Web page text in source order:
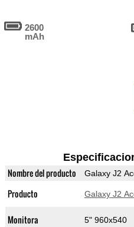
2600
mAh
Nombre del producto Galaxy J2
Producto Galaxy J2
Monitora 5" 960x540